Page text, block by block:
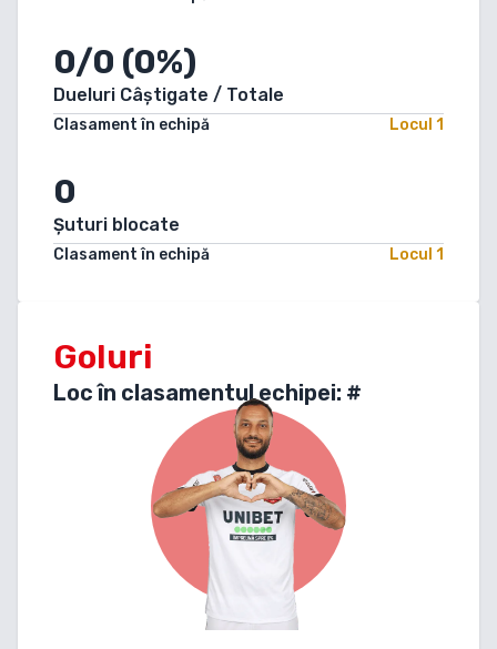
0/0 (0%)
Dueluri Câștigate / Totale
Clasament în echipă Locul 1
0
Șuturi blocate
Clasament în echipă Locul 1
Goluri
Loc în clasamentul echipei: #